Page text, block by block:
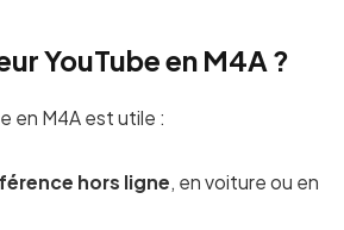
YouTube en M4A ?
en M4A est utile :
hors ligne, en voiture ou en